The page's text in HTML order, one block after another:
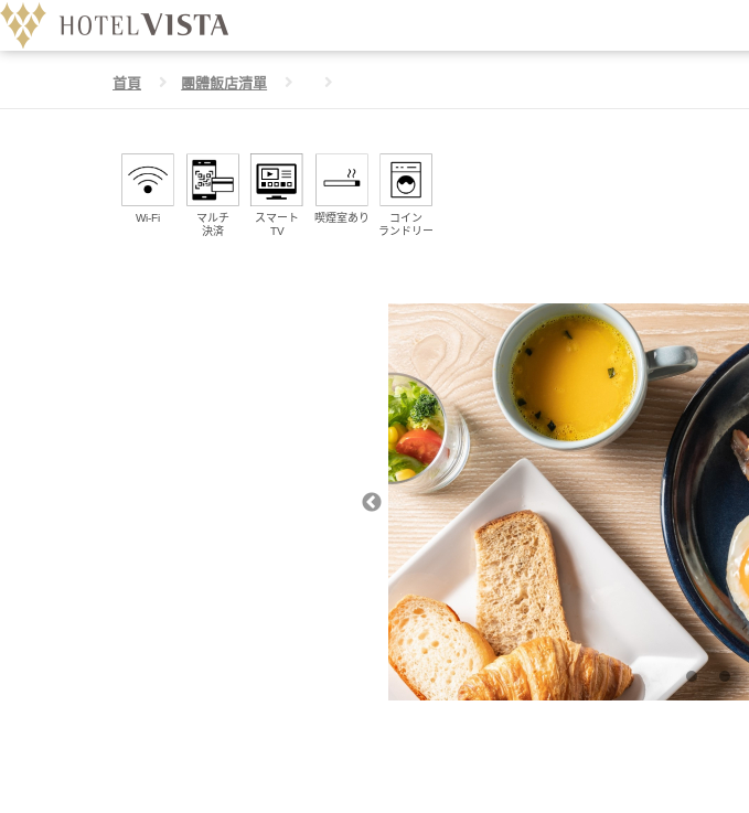
首頁 團體飯店清單
Wi-Fi
マルチ
決済
スマート
TV
喫煙室あり
コイン
ランドリー